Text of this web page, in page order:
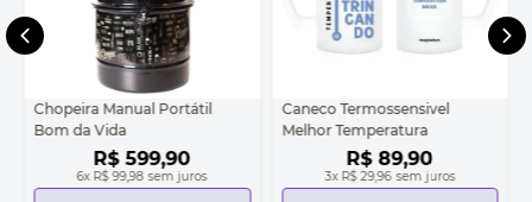
Chopeira Manual Portátil
Bom da Vida
R$ 599,90
6x R$ 99,98 sem juros
Caneco Termossensivel
Melhor Temperatura
R$ 89,90
3x R$ 29,96 sem juros